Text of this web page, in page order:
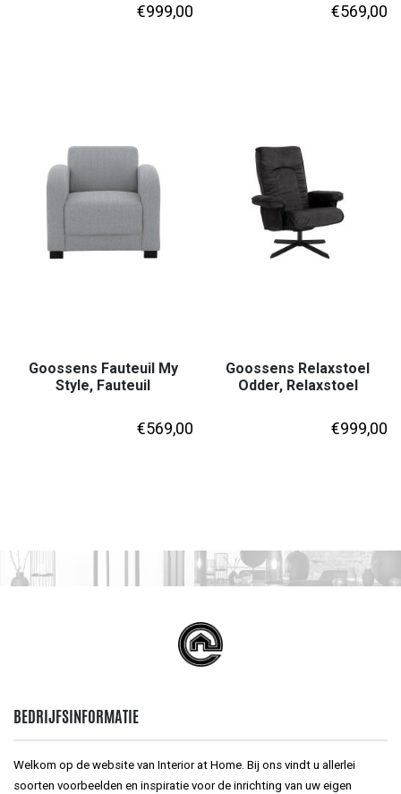
€999,00 €569,00
Goossens Fauteuil My
Style, Fauteuil
€569,00
Goossens Relaxstoel
Odder, Relaxstoel
€999,00
BEDRIJFSINFORMATIE
Welkom op de website van Interior at Home. Bij ons vindt u allerlei
soorten voorbeelden en inspiratie voor de inrichting van uw eigen